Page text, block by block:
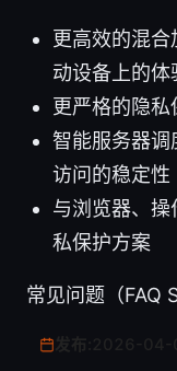
更高效的混
动设备上的体
更严格的隐
智能服务器调
访问的稳定性
与浏览器、
私保护方案
常见问题（FAQ